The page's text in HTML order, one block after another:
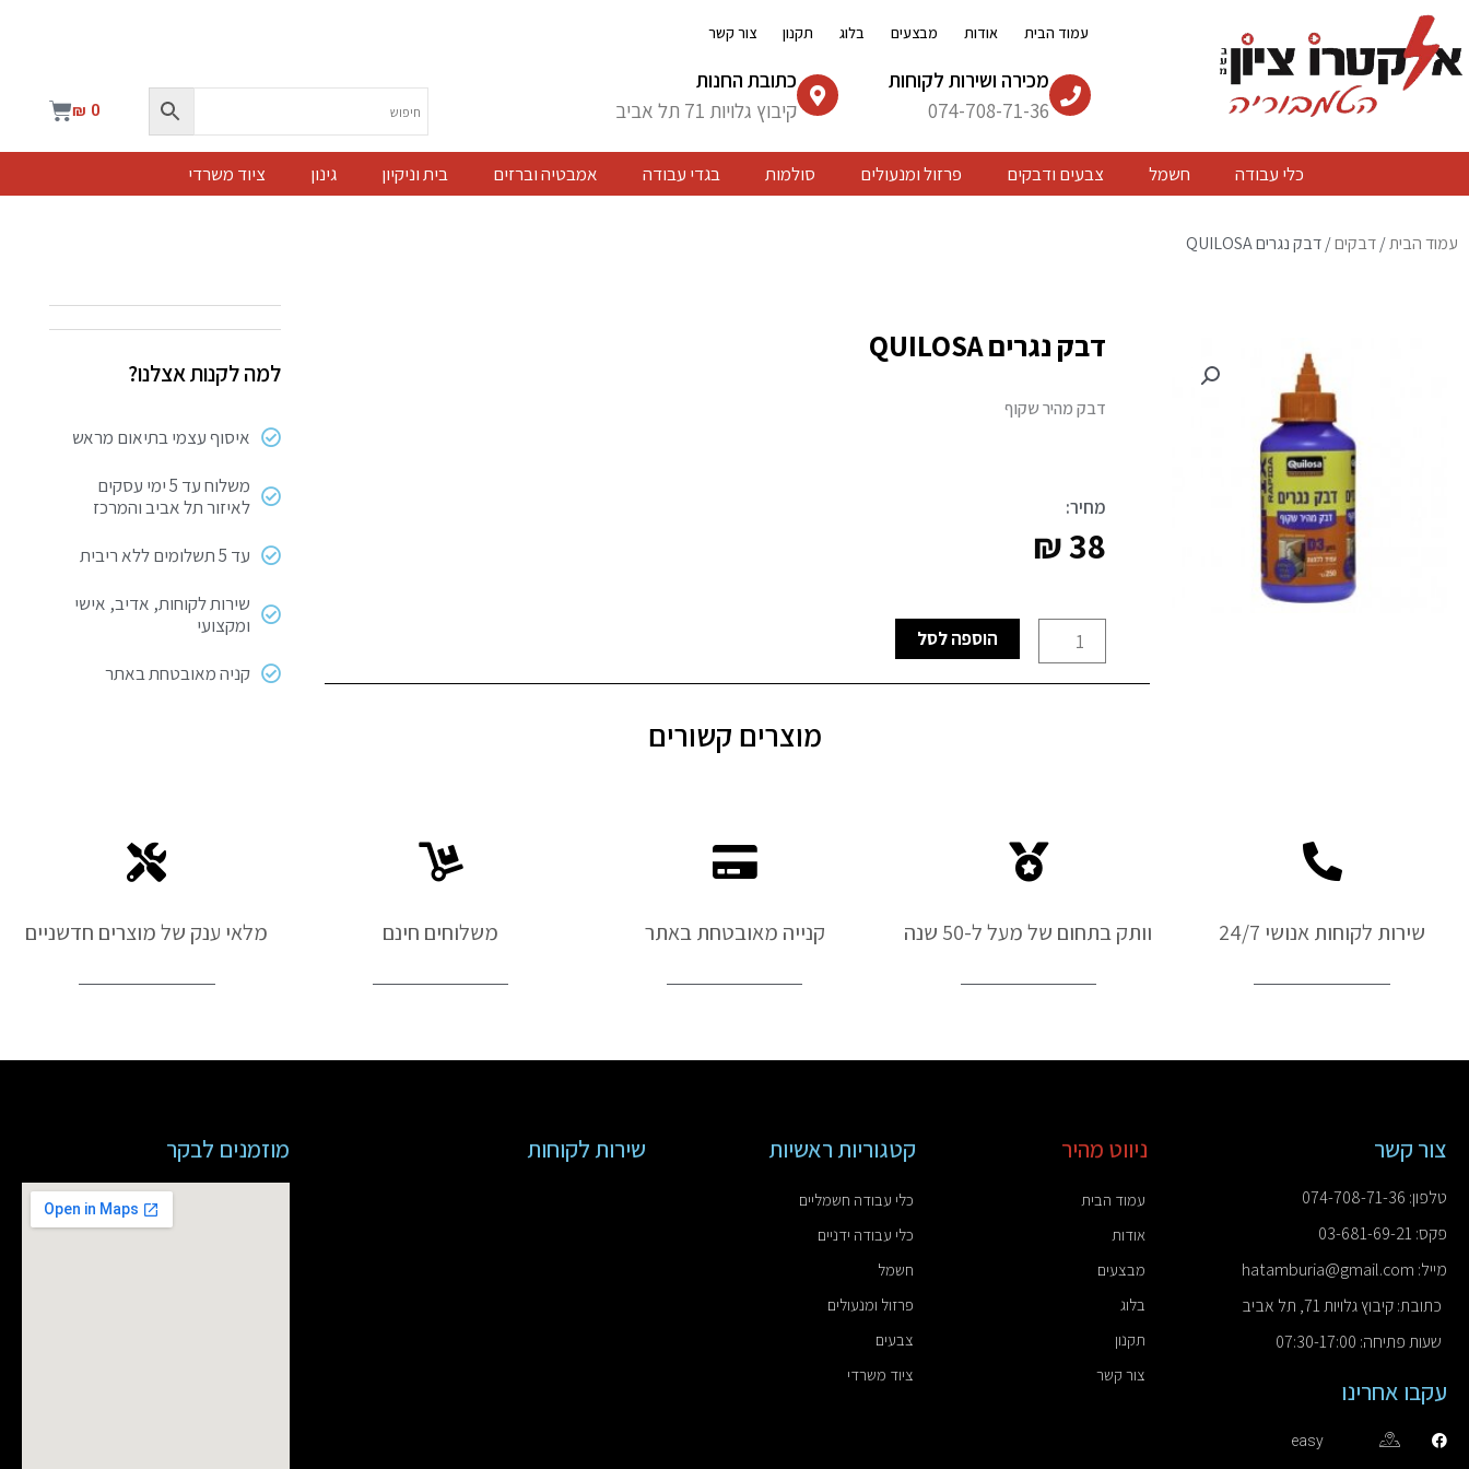
לתוכן
עמוד הבית אודות מבצעים בלוג תקנון צור קשר
מכירה ושירות לקוחות
074-708-71-36
כתובת החנות
קיבוץ גלויות 71 תל אביב
₪ 0
עגלת
כלי עבודה חשמל צבעים ודבקים פרזול ומנעולים סולמות בגדי עבודה אמבטיה וברזים בית וניקיון גינון ציוד משרדי
עמוד הבית/דבקים/ דבק נגרים QUILOSA
דבק נגרים QUILOSA
דבק מהיר שקוף
מחיר:
₪38
כמות
של
הוספה לסל
למה לקנות אצלנו?
איסוף עצמי בתיאום מראש
משלוח עד 5 ימי עסקים
לאיזור תל אביב והמרכז
עד 5 תשלומים ללא ריבית
שירות לקוחות, אדיב, אישי
ומקצועי
קניה מאובטחת באתר
מוצרים קשורים
שירות לקוחות אנושי 24/7 וותק בתחום של מעל ל-50 שנה קנייה מאובטחת באתר משלוחים חינם מלאי ענק של מוצרים חדשניים
צור קשר
טלפון: 074-708-71-36
פקס: 03-681-69-21
מייל: hatamburia@gmail.com
כתובת: קיבוץ גלויות 71, תל אביב
שעות פתיחה: 07:30-17:00
עקבו אחרינו
easy
ניווט מהיר
עמוד הבית
אודות
מבצעים
בלוג
תקנון
צור קשר
קטגוריות ראשיות
כלי עבודה חשמליים
כלי עבודה ידניים
חשמל
פרזול ומנעולים
צבעים
ציוד משרדי
שירות לקוחות מוזמנים לבקר